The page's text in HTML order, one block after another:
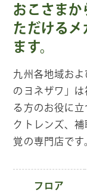
おこさま
ただける
ます。
九州各地域お
のヨネザワ」
る方のお役に
クトレンズ、
覚の専門店です。
フロア